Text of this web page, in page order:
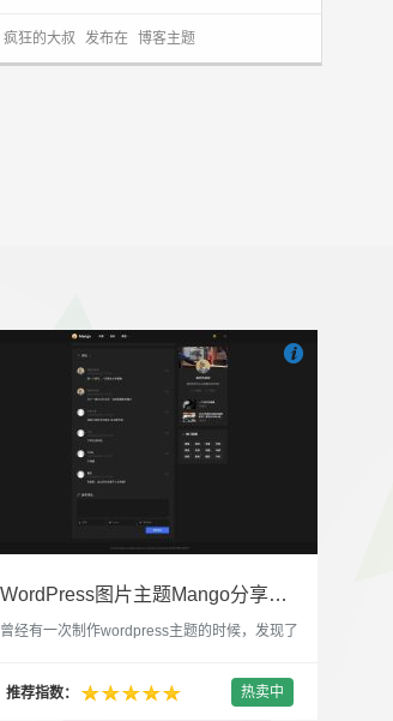
疯狂的大叔 发布在 博客主题
吧 
WordPress图片主题Mango分享，类朋友圈的博客主题
曾经有一次制作wordpress主题的时候，发现了
喜欢，所以后来自己也做了一个。说它是图片
分享站也行，说是分享心情也行，总之就是这
推荐指数： 热卖中